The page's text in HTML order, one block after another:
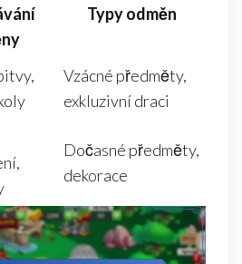
Typy odměn
Vzácné předměty,
exkluzivní draci
Dočasné předměty,
dekorace